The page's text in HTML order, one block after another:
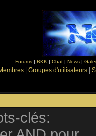
Forums| BKK | Chat| News|
Groupes d'utilisateurs
clés: